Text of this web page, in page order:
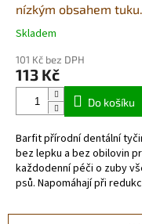
nízkým obsahem tuku
150g
Průměrné
produktu
je
hvězdiček.
Skladem
101 Kč bez DPH
113 Kč
Do košíku
Barfit přírodní dentální
bez lepku a bez obilovin
každodenní péči o zuby
psů. Napomáhají při
dech. Velmi dobře...